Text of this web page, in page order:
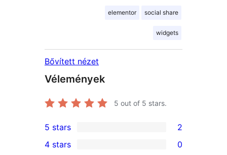
elementor social share
widgets
Bővített nézet
Vélemények
5 out of 5 stars.
2
5-
5 stars 2
4 stars 0